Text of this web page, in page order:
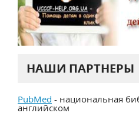
НАШИ ПАРТНЕРЫ
PubMed - национальная
английском